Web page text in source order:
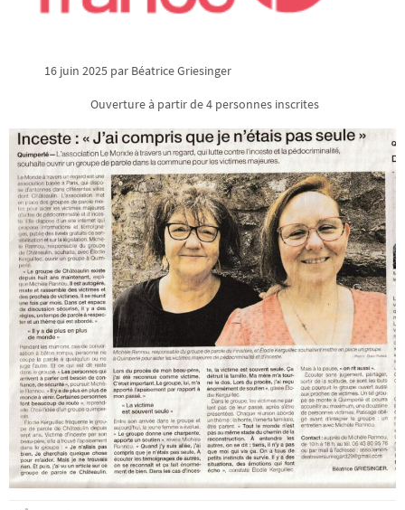
16 juin 2025 par Béatrice Griesinger
Ouverture à partir de 4 personnes inscrites